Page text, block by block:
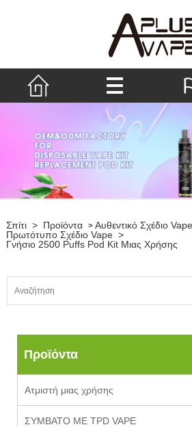
Σπίτι > Προϊόντα > Αυθεντικό Σχέδιο
Πρωτότυπο Σχέδιο Vape >
Γνήσιο 2500 Puffs Pod Kit Μιας Χρήσης
Προϊόντα
Ατμιστή μιας χρήσης
ΣΥΜΒΑΤΟ ΜΕ TPD VAPE